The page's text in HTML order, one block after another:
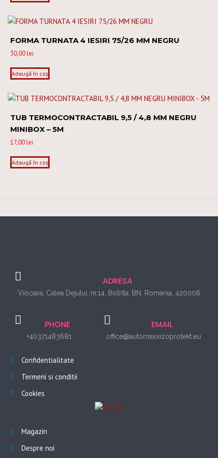
FORMA TURNATA 4 IESIRI 75/26 MM NEGRU
30,00lei
Adaugă în coș
TUB TERMOCONTRACTABIL 9,5 / 4,8 MM NEGRU
MINIBOX – 5M
17,00lei
Adaugă în coș
ADRESA
Viisoara, Calea Dejului, nr.14, Bistrita, BN, Romania, 420006
PHONE
+40371483681
EMAIL
office@automaxxizoprotekt.eu
Confidentialitate
Termeni si conditii
Cookies
Magazin
Despre noi